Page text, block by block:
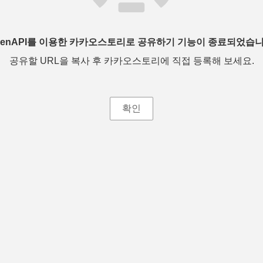
를 이용한 카카오스토리로 공유하기 기능이 종료되었습
공유할 URL을 복사 후 카카오스토리에 직접 등록해 보세요.
확인